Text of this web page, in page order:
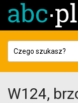
W124,